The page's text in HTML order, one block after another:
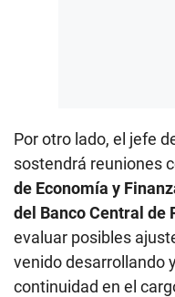
Por otro lado, el jefe
sostendrá reuniones
de Economía y
del Banco Central de
evaluar posibles
venido desarrollando
continuidad en el